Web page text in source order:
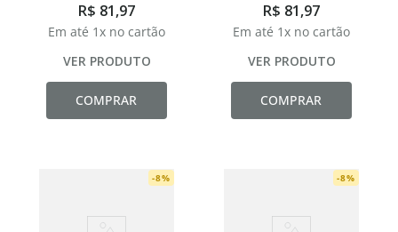
R$ 81,97
Em até 1x no cartão
VER PRODUTO
COMPRAR
R$ 81,97
Em até 1x no cartão
VER PRODUTO
COMPRAR
-8% -8%